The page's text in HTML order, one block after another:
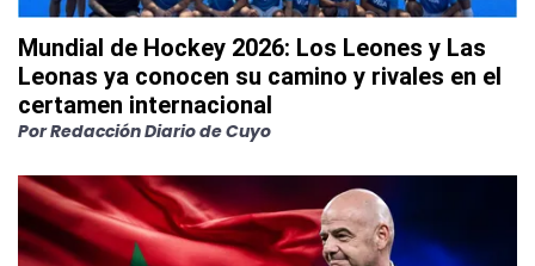
Mundial de Hockey 2026: Los Leones y Las
Leonas ya conocen su camino y rivales en el
certamen internacional
PorRedacción Diario de Cuyo